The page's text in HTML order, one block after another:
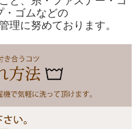
・ゴムなどの
理に努めております。